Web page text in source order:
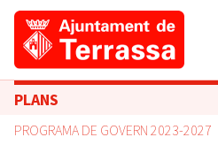
PLANS
PROGRAMA DE GOVERN 2023-2027